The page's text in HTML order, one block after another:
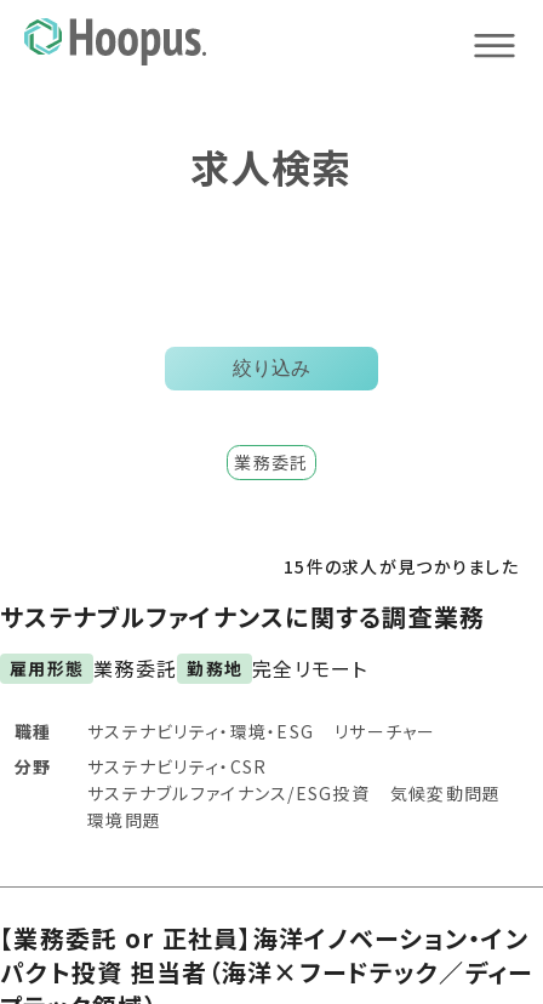
求人検索
絞り込み
業務委託
15件の求人が見つかりました
サステナブルファイナンスに関する調査業務
雇用形態 業務委託 勤務地 完全リモート
職種 サステナビリティ・環境・ESG
リサーチャー
分野
サステナビリティ・CSR
サステナブルファイナンス/ESG投資
気候変動問題
環境問題
【業務委託 or 正社員】海洋イノベーション・イン
パクト投資 担当者（海洋×フードテック／ディー